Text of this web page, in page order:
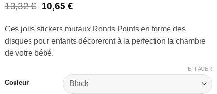
13,32€ Le
initial
était :
13,32 €.
10,65 €Le
actuel
est :
10,65 €.
Ces jolis stickers muraux Ronds Points en forme des
disques pour enfants décoreront à la perfection la chambre
de votre bébé.
Couleur
EFFACER